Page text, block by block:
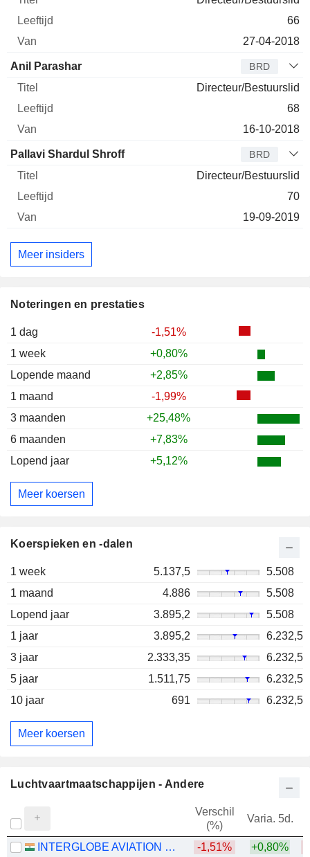
Noteringen en prestaties
1 dag
-1,51%
1 week
+0,80%
Lopende maand
+2,85%
1 maand
-1,99%
3 maanden
+25,48%
6 maanden
+7,83%
Lopend jaar
+5,12%
Meer koersen
Koerspieken en -dalen
1 week 5.137,5
5.508
1 maand
4.886
5.508
Lopend jaar
3.895,2
5.508
1 jaar
3.895,2
6.232,5
3 jaar
2.333,35
6.232,5
5 jaar
1.511,75
6.232,5
10 jaar
691 6.232,5
Meer koersen
66
27-04-2018
Anil Parashar BRD
Directeur/Bestuurslid
68
16-10-2018
Pallavi Shardul Shroff BRD
Directeur/Bestuurslid
70
19-09-2019
Meer insiders
Luchtvaartmaatschappijen - Andere
Verschil
(%)
Varia. 5d.
INTERGLOBE AVIATION LIMITED -1,51% +0,80%